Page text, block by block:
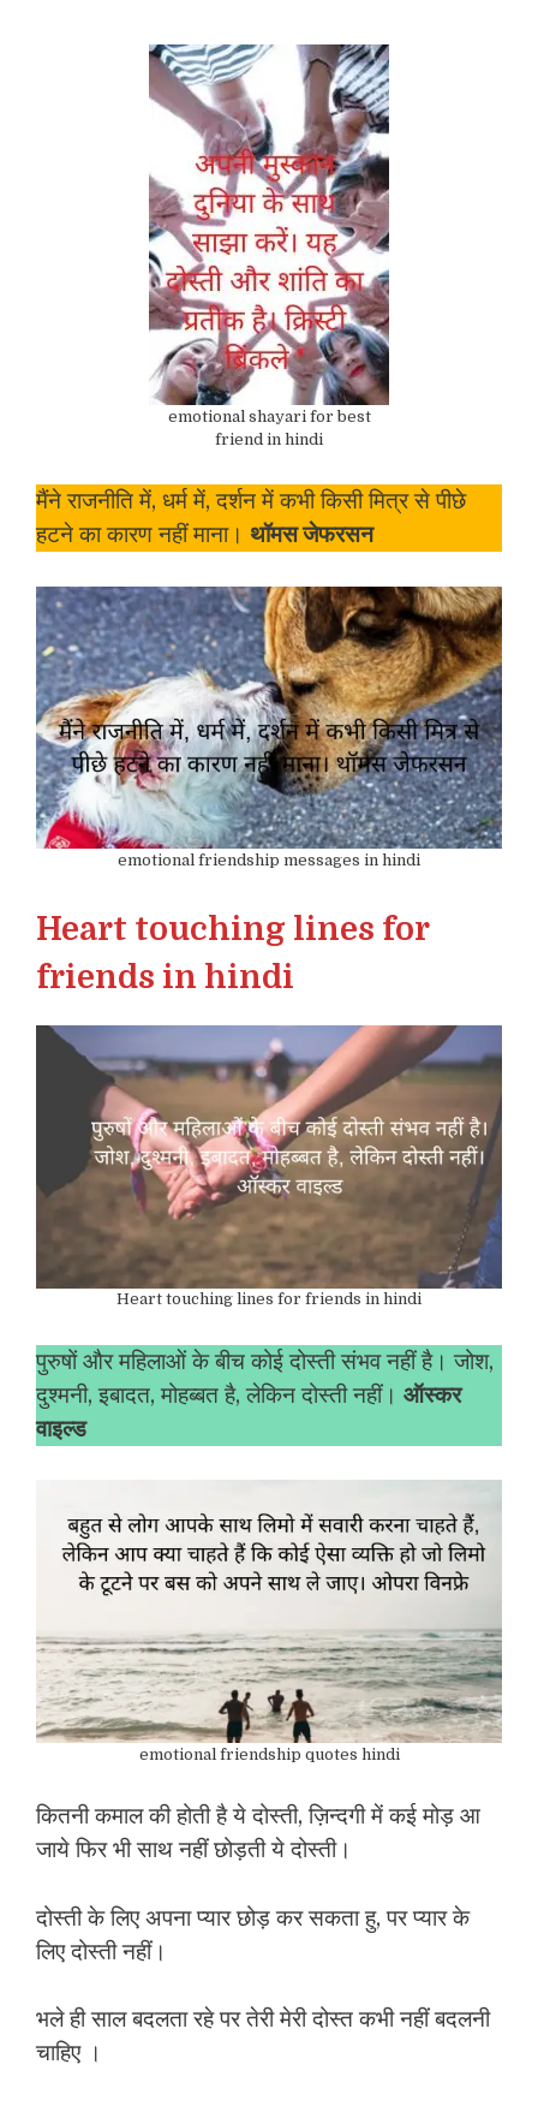
emotional shayari for best
friend in hindi
मैंने राजनीति में, धर्म में, दर्शन में कभी किसी मित्र से पीछे
हटने का कारण नहीं माना। थॉमस जेफरसन
emotional friendship messages in hindi
Heart touching lines for
friends in hindi
Heart touching lines for friends in hindi
पुरुषों और महिलाओं के बीच कोई दोस्ती संभव नहीं है। जोश,
दुश्मनी, इबादत, मोहब्बत है, लेकिन दोस्ती नहीं। ऑस्कर
वाइल्ड
emotional friendship quotes hindi
कितनी कमाल की होती है ये दोस्ती, ज़िन्दगी में कई मोड़ आ
जाये फिर भी साथ नहीं छोड़ती ये दोस्ती।
दोस्ती के लिए अपना प्यार छोड़ कर सकता हु, पर प्यार के
लिए दोस्ती नहीं।
भले ही साल बदलता रहे पर तेरी मेरी दोस्त कभी नहीं बदलनी
चाहिए ।